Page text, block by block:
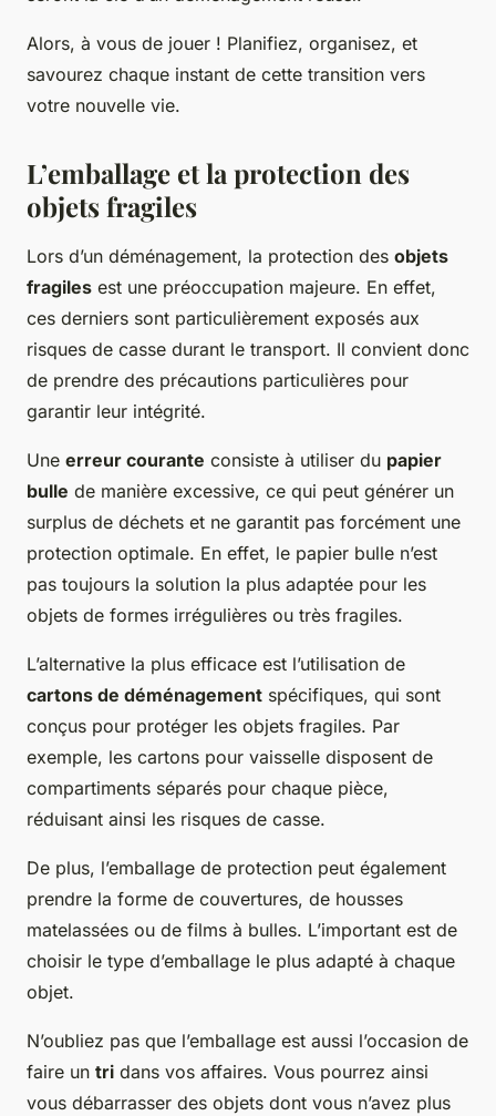
Alors, à vous de jouer ! Planifiez, organisez, et
savourez chaque instant de cette transition vers
votre nouvelle vie.
L’emballage et la protection des
objets fragiles
Lors d’un déménagement, la protection des objets
fragiles est une préoccupation majeure. En effet,
ces derniers sont particulièrement exposés aux
risques de casse durant le transport. Il convient donc
de prendre des précautions particulières pour
garantir leur intégrité.
Une erreur courante consiste à utiliser du papier
bulle de manière excessive, ce qui peut générer un
surplus de déchets et ne garantit pas forcément une
protection optimale. En effet, le papier bulle n’est
pas toujours la solution la plus adaptée pour les
objets de formes irrégulières ou très fragiles.
L’alternative la plus efficace est l’utilisation de
cartons de déménagement spécifiques, qui sont
conçus pour protéger les objets fragiles. Par
exemple, les cartons pour vaisselle disposent de
compartiments séparés pour chaque pièce,
réduisant ainsi les risques de casse.
De plus, l’emballage de protection peut également
prendre la forme de couvertures, de housses
matelassées ou de films à bulles. L’important est de
choisir le type d’emballage le plus adapté à chaque
objet.
N’oubliez pas que l’emballage est aussi l’occasion de
faire un tri dans vos affaires. Vous pourrez ainsi
vous débarrasser des objets dont vous n’avez plus